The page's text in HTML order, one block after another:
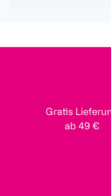
Gratis
ab 49 €